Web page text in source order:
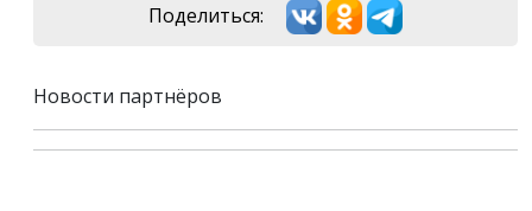
Поделиться:
Новости партнёров